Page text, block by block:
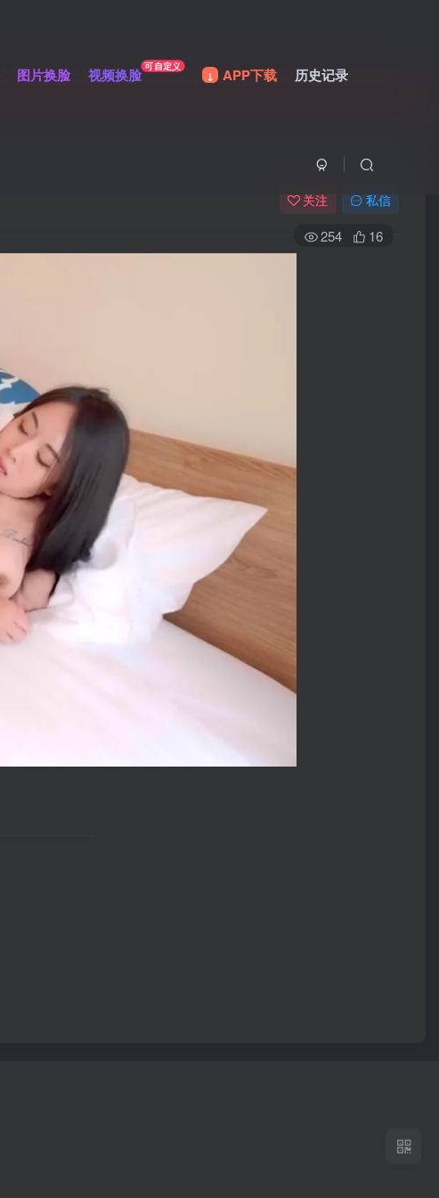
图片换脸 视频换脸 可自定义 APP下载 历史记录
关注 私信
254 16